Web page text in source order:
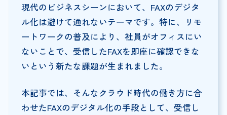
現代のビジネスシーンにおいて、FAXのデジタ
ル化は避けて通れないテーマです。特に、リモ
ートワークの普及により、社員がオフィスにい
ないことで、受信したFAXを即座に確認できな
いという新たな課題が生まれました。
本記事では、そんなクラウド時代の働き方に合
わせたFAXのデジタル化の手段として、受信し